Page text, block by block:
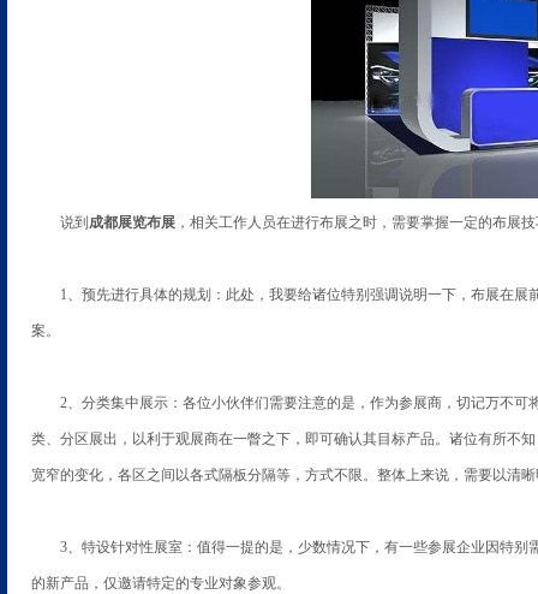
说到 成都展览布展 ，相关工作人员在进行布展之时，需要掌握一定的布展
1、预先进行具体的规划：此处，我要给诸位特别强调说明一下，布展在
案。
2、分类集中展示：各位小伙伴们需要注意的是，作为参展商，切记万不
类、分区展出，以利于观展商在一瞥之下，即可确认其目标产品。诸位有所不
宽窄的变化，各区之间以各式隔板分隔等，方式不限。整体上来说，需要以清
3、特设针对性展室：值得一提的是，少数情况下，有一些参展企业因特
的新产品，仅邀请特定的专业对象参观。